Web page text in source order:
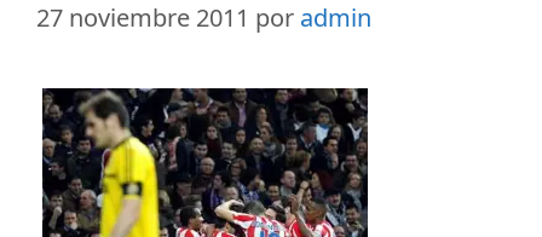
27 noviembre 2011 por admin